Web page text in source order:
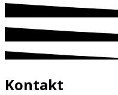
Kontakt